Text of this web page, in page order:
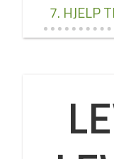
7. HJELP